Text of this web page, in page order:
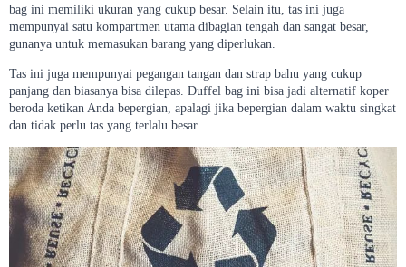
bag ini memiliki ukuran yang cukup besar. Selain itu, tas ini juga
mempunyai satu kompartmen utama dibagian tengah dan sangat besar,
gunanya untuk memasukan barang yang diperlukan.
Tas ini juga mempunyai pegangan tangan dan strap bahu yang cukup
panjang dan biasanya bisa dilepas. Duffel bag ini bisa jadi alternatif koper
beroda ketikan Anda bepergian, apalagi jika bepergian dalam waktu singkat
dan tidak perlu tas yang terlalu besar.